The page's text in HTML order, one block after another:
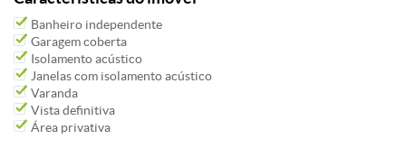
Banheiro independente
Garagem coberta
Isolamento acústico
Janelas com isolamento acústico
Varanda
Vista definitiva
Área privativa